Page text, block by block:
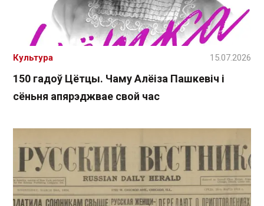
150 гадоў Цётцы. Чаму Алёіза Пашкевіч і
сёньня апярэджвае свой час
Культура 15.07.2026